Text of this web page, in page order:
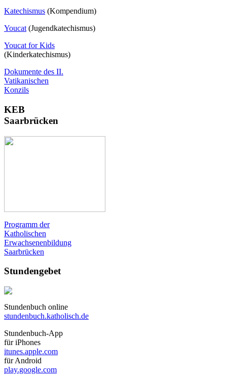
Katechismus (Kompendium)
Youcat (Jugendkatechismus)
Youcat for Kids
(Kinderkatechismus)
Dokumente des II.
Vatikanischen
Konzils
KEB
Saarbrücken
Programm der
Katholischen
Erwachsenenbildung
Saarbrücken
Stundengebet
Stundenbuch online
stundenbuch.katholisch.de
Stundenbuch-App
für iPhones
itunes.apple.com
für Android
play.google.com